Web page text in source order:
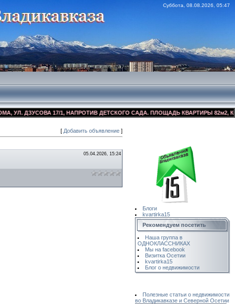
Суббота, 08.08.2026, 05:47
ДЗУСОВА 17/1, НАПРОТИВ ДЕТСКОГО САДА. ПЛОЩАДЬ КВАРТИРЫ 82м2,
[ Добавить объявление ]
05.04.2026, 15:24
Блоги
kvartirka15
Рекомендуем посетить
Наша группа в
ОДНОКЛАССНИКАХ
Мы на facebook
Визитка Осетии
kvartirka15
Блог о недвижимости
Полезные статьи о недвижимости
во Владикавказе и Северной Осетии